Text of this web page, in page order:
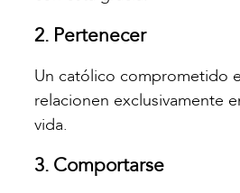
2. Pertenecer
Un católico comprometido
relacionen exclusivamente
vida.
3. Comportarse